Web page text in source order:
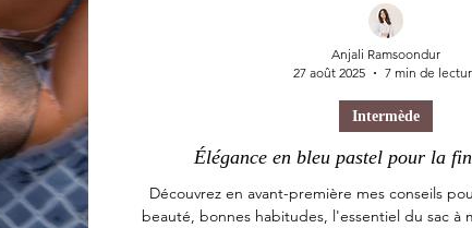
Élégance en bleu pastel pour la
Découvrez en avant-première mes conseils
beauté, bonnes habitudes, l'essentiel du sac à
Intermède
Anjali Ramsoondur
27 août 2025
7 min de